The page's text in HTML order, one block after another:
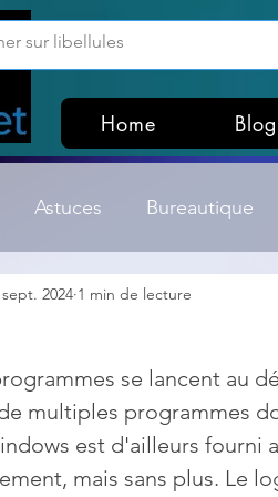
Home Blog
Astuces Bureautique
Customisation Windows
de fichiers Gestion
& Photoshop
sept. 2024 1 min de lecture
se lancent au
multiples programmes
est d'ailleurs fourni
mais sans plus. Le